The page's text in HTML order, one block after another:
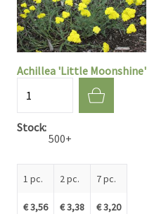
Achillea 'Little Moonshine'
Stock
500+
1 pc.
€ 3,56
2 pc.
€ 3,38
7 pc.
€ 3,20